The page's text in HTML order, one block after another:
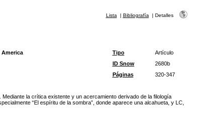
Lista | Bibliografía | Detalles
Tipo
Artículo
ID Snow
2680b
Páginas
320-347
la crítica existente y un acercamiento derivado de la filología
“El espíritu de la sombra”, donde aparece una alcahueta, y LC,